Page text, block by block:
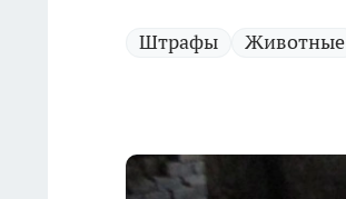
Штрафы Животные